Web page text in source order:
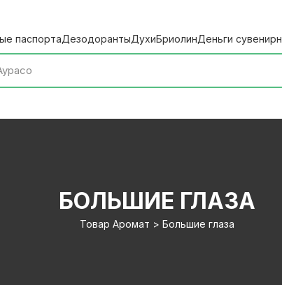
паспортаДезодорантыДухиБриолинДеньги
БОЛЬШИЕ ГЛАЗА
Товар Аромат > Большие глаза